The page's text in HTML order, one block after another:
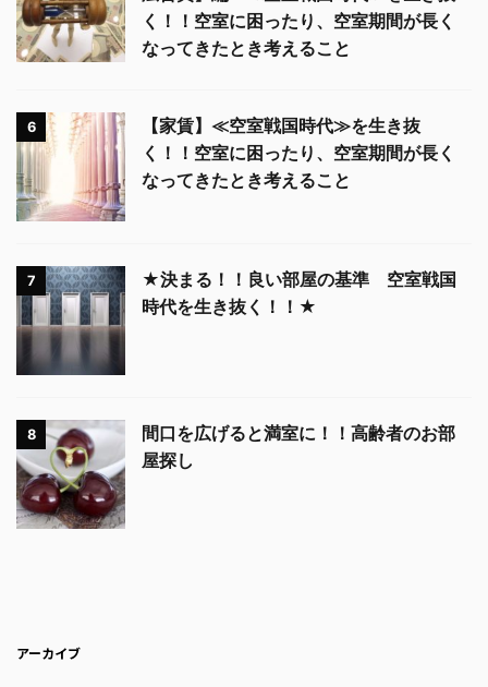
く！！空室に困ったり、空室期間が長く
なってきたとき考えること
6
【家賃】≪空室戦国時代≫を生き抜
く！！空室に困ったり、空室期間が長く
なってきたとき考えること
7
★決まる！！良い部屋の基準 空室戦国
時代を生き抜く！！★
8
間口を広げると満室に！！高齢者のお部
屋探し
アーカイブ